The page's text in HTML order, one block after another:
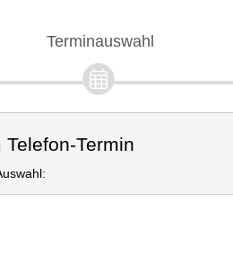
Terminauswahl
Termin